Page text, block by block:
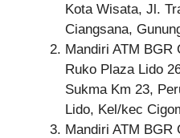
Kota Wisata, Jl.
Ciangsana,
Mandiri ATM BGR
Ruko Plaza Lido
Sukma Km 23,
Lido, Kel/kec
Mandiri ATM BGR